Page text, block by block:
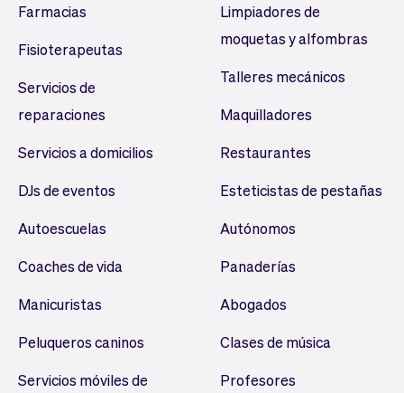
Farmacias
Fisioterapeutas
Servicios de
reparaciones
Servicios a domicilios
DJs de eventos
Autoescuelas
Coaches de vida
Manicuristas
Peluqueros caninos
Servicios móviles de
Limpiadores de
moquetas y alfombras
Talleres mecánicos
Maquilladores
Restaurantes
Esteticistas de pestañas
Autónomos
Panaderías
Abogados
Clases de música
Profesores